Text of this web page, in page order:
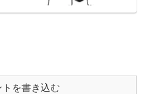
トを書き込む